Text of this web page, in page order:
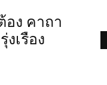
ง คาถา
เรือง